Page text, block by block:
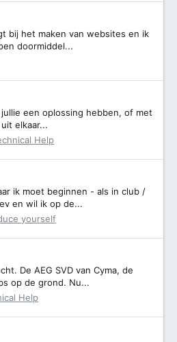
bij het maken van websites en ik
doormiddel...
een oplossing hebben, of met
elkaar...
Help
ik moet beginnen - als in club /
en wil ik op de...
yourself
De AEG SVD van Cyma, de
op de grond. Nu...
Help